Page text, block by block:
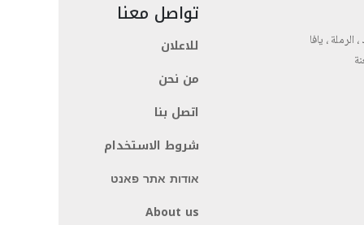
الرملة ، يافا
تواصل معنا
للاعلان
من نحن
اتصل بنا
شروط الاستخدام
אודות אתר פאנט
About us